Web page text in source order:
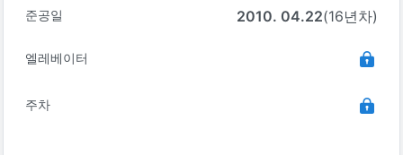
준공일 2010. 04.22(16년차)
엘레베이터
주차